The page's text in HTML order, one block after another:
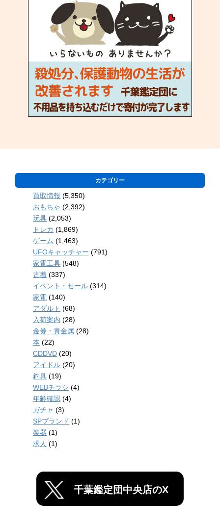
カテゴリー
買取情報 (5,350)
おもちゃ (2,392)
玩具 (2,053)
トレカ (1,869)
ゲーム (1,463)
UFOキャッチャー (791)
家電工具 (548)
古着 (337)
イベント・セール (314)
家電 (140)
アダルト (68)
入荷案内 (28)
金券・貴金属 (28)
本 (22)
CDDVD (20)
アイドル (20)
釣具 (19)
WEBチラシ (4)
年齢確認 (4)
ガチャ (3)
SPブランド (1)
楽器 (1)
求人 (1)
千葉鑑定団中央店のX